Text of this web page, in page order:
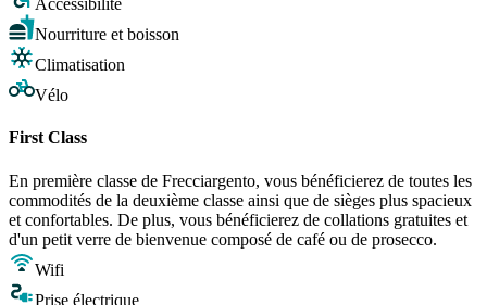
Accessibilité
Nourriture et boisson
Climatisation
Vélo
First Class
En première classe de Frecciargento, vous bénéficierez de toutes les
commodités de la deuxième classe ainsi que de sièges plus spacieux
et confortables. De plus, vous bénéficierez de collations gratuites et
d'un petit verre de bienvenue composé de café ou de prosecco.
Wifi
Prise électrique